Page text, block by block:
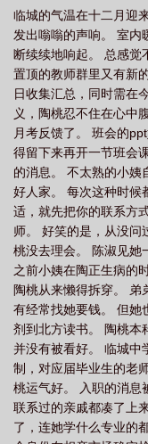
临城的气温在十二月迎
发出嗡嗡的声响。 室内
断续续地响起。 总感觉
置顶的教师群里又有新
日收集汇总，同时需在
义，陶桃忍不住在心中
月考反馈了。 班会的
得留下来再开一节班会
的消息。 不太熟的小姨
好人家。 每次这种时候
适，就先把你的联系方
师。 好笑的是，从没问
桃没去理会。 陈淑见她
之前小姨在陶正生病的
陶桃从来懒得拆穿。
有经常找她要钱。 但她
剂到北方读书。 陶桃本
并没有被看好。 临城中
制，对应届毕业生的老
桃运气好。 入职的消息
联系过的亲戚都凑了上
了，连她学什么专业的